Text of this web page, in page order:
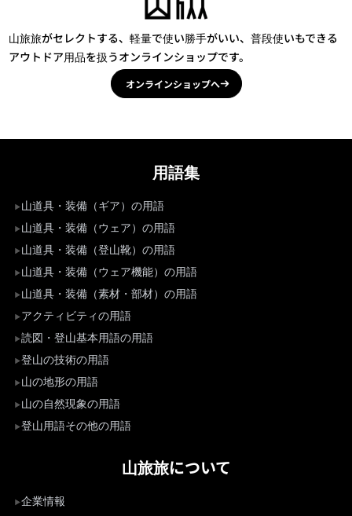
山旅旅がセレクトする、軽量で使い勝手がいい、普段使いもできる
アウトドア用品を扱うオンラインショップです。
オンラインショップへ
用語集
山道具・装備（ギア）の用語
山道具・装備（ウェア）の用語
山道具・装備（登山靴）の用語
山道具・装備（ウェア機能）の用語
山道具・装備（素材・部材）の用語
アクティビティの用語
読図・登山基本用語の用語
登山の技術の用語
山の地形の用語
山の自然現象の用語
登山用語その他の用語
山旅旅について
企業情報